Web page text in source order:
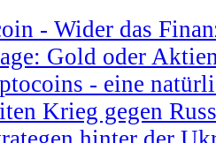
- Wider das
Gold oder
- eine
Krieg gegen